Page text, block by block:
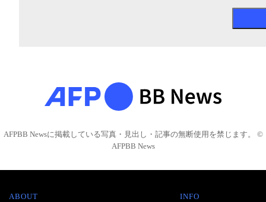
AFPBB Newsに掲載している写真・見出し・記事の無断使用を禁じます。 ©
AFPBB News
ABOUT INFO